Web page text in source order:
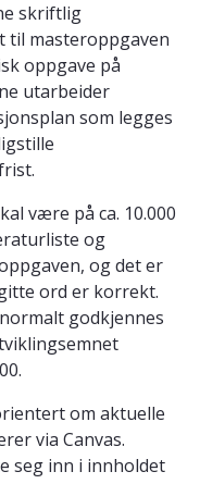
skriftlig
til masteroppgaven
oppgave på
utarbeider
som legges
være på ca. 10.000
og
og det er
ord er korrekt.
godkjennes
om aktuelle
via Canvas.
seg inn i innholdet